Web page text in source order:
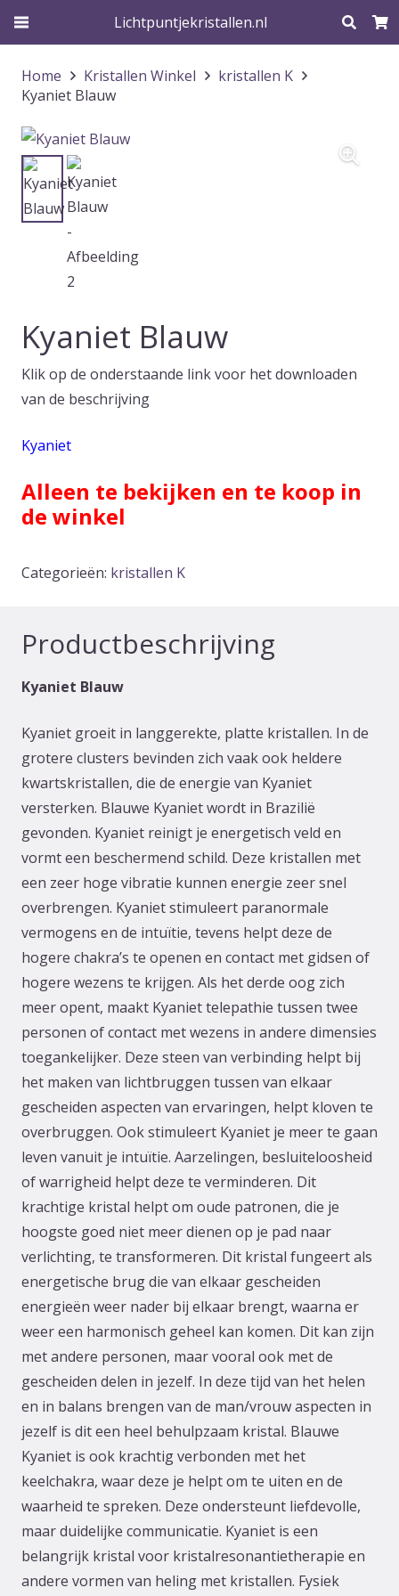
Lichtpuntjekristallen.nl
Home Kristallen Winkel
kristallen K
Kyaniet Blauw
Kyaniet Blauw
Klik op de onderstaande link voor het downloaden
van de beschrijving
Kyaniet
Alleen te bekijken en te koop in
de winkel
Categorieën: kristallen K
Productbeschrijving
Kyaniet Blauw
Kyaniet groeit in langgerekte, platte kristallen. In de
grotere clusters bevinden zich vaak ook heldere
kwartskristallen, die de energie van Kyaniet
versterken. Blauwe Kyaniet wordt in Brazilië
gevonden. Kyaniet reinigt je energetisch veld en
vormt een beschermend schild. Deze kristallen met
een zeer hoge vibratie kunnen energie zeer snel
overbrengen. Kyaniet stimuleert paranormale
vermogens en de intuïtie, tevens helpt deze de
hogere chakra’s te openen en contact met gidsen of
hogere wezens te krijgen. Als het derde oog zich
meer opent, maakt Kyaniet telepathie tussen twee
personen of contact met wezens in andere dimensies
toegankelijker. Deze steen van verbinding helpt bij
het maken van lichtbruggen tussen van elkaar
gescheiden aspecten van ervaringen, helpt kloven te
overbruggen. Ook stimuleert Kyaniet je meer te gaan
leven vanuit je intuïtie. Aarzelingen, besluiteloosheid
of warrigheid helpt deze te verminderen. Dit
krachtige kristal helpt om oude patronen, die je
hoogste goed niet meer dienen op je pad naar
verlichting, te transformeren. Dit kristal fungeert als
energetische brug die van elkaar gescheiden
energieën weer nader bij elkaar brengt, waarna er
weer een harmonisch geheel kan komen. Dit kan zijn
met andere personen, maar vooral ook met de
gescheiden delen in jezelf. In deze tijd van het helen
en in balans brengen van de man/vrouw aspecten in
jezelf is dit een heel behulpzaam kristal. Blauwe
Kyaniet is ook krachtig verbonden met het
keelchakra, waar deze je helpt om te uiten en de
waarheid te spreken. Deze ondersteunt liefdevolle,
maar duidelijke communicatie. Kyaniet is een
belangrijk kristal voor kristalresonantietherapie en
andere vormen van heling met kristallen. Fysiek